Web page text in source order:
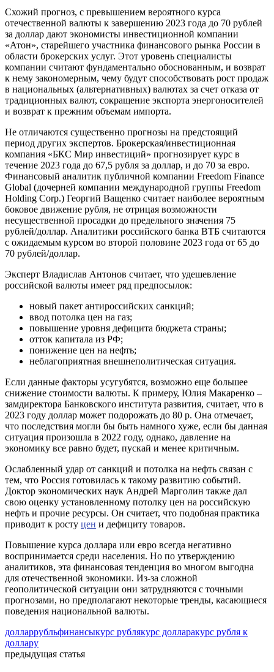
Схожий прогноз, с превышением вероятного курса
отечественной валюты к завершению 2023 года до 70 рублей
за доллар дают экономисты инвестиционной компании
«Атон», старейшего участника финансового рынка России в
области брокерских услуг. Этот уровень специалисты
компании считают фундаментально обоснованным, и возврат
к нему закономерным, чему будут способствовать рост продаж
в национальных (альтернативных) валютах за счет отказа от
традиционных валют, сокращение экспорта энергоносителей
и возврат к прежним объемам импорта.
Не отличаются существенно прогнозы на предстоящий
период других экспертов. Брокерская/инвестиционная
компания «БКС Мир инвестиций» прогнозирует курс в
течение 2023 года до 67,5 рубля за доллар, и до 70 за евро.
Финансовый аналитик публичной компании Freedom Finance
Global (дочерней компании международной группы Freedom
Holding Corp.) Георгий Ващенко считает наиболее вероятным
боковое движение рубля, не отрицая возможности
несущественной просадки до предельного значения 75
рублей/доллар. Аналитики российского банка ВТБ считаются
с ожидаемым курсом во второй половине 2023 года от 65 до
70 рублей/доллар.
Эксперт Владислав Антонов считает, что удешевление
российской валюты имеет ряд предпосылок:
новый пакет антироссийских санкций;
ввод потолка цен на газ;
повышение уровня дефицита бюджета страны;
отток капитала из РФ;
понижение цен на нефть;
неблагоприятная внешнеполитическая ситуация.
Если данные факторы усугубятся, возможно еще большее
снижение стоимости валюты. К примеру, Юлия Макаренко –
замдиректора Банковского института развития, считает, что в
2023 году доллар может подорожать до 80 р. Она отмечает,
что последствия могли бы быть намного хуже, если бы данная
ситуация произошла в 2022 году, однако, давление на
экономику все равно будет, пускай и менее критичным.
Ослабленный удар от санкций и потолка на нефть связан с
тем, что Россия готовилась к такому развитию событий.
Доктор экономических наук Андрей Марголин также дал
свою оценку установленному потолку цен на российскую
нефть и прочие ресурсы. Он считает, что подобная практика
приводит к росту цен и дефициту товаров.
Повышение курса доллара или евро всегда негативно
воспринимается среди населения. Но по утверждению
аналитиков, эта финансовая тенденция во многом выгодна
для отечественной экономики. Из-за сложной
геополитической ситуации они затрудняются с точными
прогнозами, но предполагают некоторые тренды, касающиеся
поведения национальной валюты.
долларрубльфинансыкурс рублякурс долларакурс рубля к
доллару
предыдущая статья